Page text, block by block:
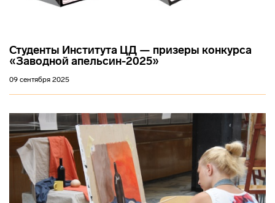
Студенты Института ЦД — призеры конкурса
«Заводной апельсин-2025»
09 сентября 2025